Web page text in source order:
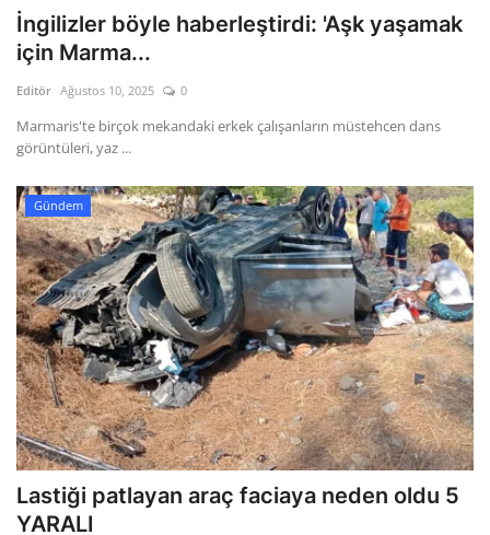
İngilizler böyle haberleştirdi: 'Aşk yaşamak
için Marma...
Editör Ağustos 10, 2025 0
Marmaris'te birçok mekandaki erkek çalışanların müstehcen dans
görüntüleri, yaz ...
Gündem
Lastiği patlayan araç faciaya neden oldu 5
YARALI